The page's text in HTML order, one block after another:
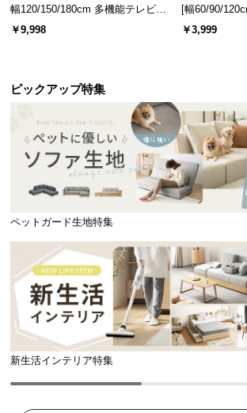
幅120/150/180cm 多機能テレビボ
ード 木目/石目調 オープン収納・
￥9,998
[幅60/90/
スチール 4段
￥3,999
ピックアップ特集
ペットガード生地特集
新生活インテリア特集